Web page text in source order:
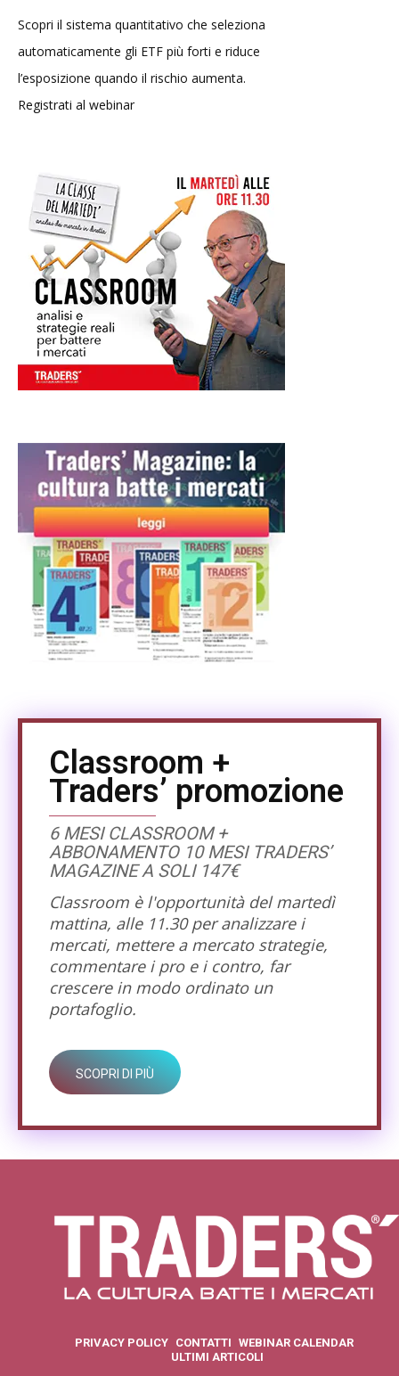
Scopri il sistema quantitativo che seleziona
automaticamente gli ETF più forti e riduce
l’esposizione quando il rischio aumenta.
Registrati al webinar
Classroom +
Traders’ promozione
6 MESI CLASSROOM +
ABBONAMENTO 10 MESI TRADERS’
MAGAZINE A SOLI 147€
Classroom è l'opportunità del martedì
mattina, alle 11.30 per analizzare i
mercati, mettere a mercato strategie,
commentare i pro e i contro, far
crescere in modo ordinato un
portafoglio.
SCOPRI DI PIÙ
PRIVACY POLICY CONTATTI WEBINAR CALENDAR
ULTIMI ARTICOLI